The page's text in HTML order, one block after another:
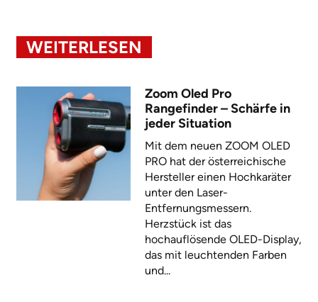
WEITERLESEN
Zoom Oled Pro
Rangefinder – Schärfe in
jeder Situation
Mit dem neuen ZOOM OLED
PRO hat der österreichische
Hersteller einen Hochkaräter
unter den Laser-
Entfernungsmessern.
Herzstück ist das
hochauflösende OLED-Display,
das mit leuchtenden Farben
und...